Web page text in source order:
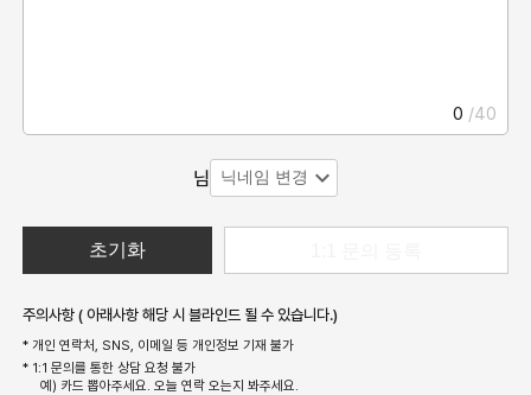
0 /40
님 닉네임 변경 expand_more
초기화
주의사항 ( 아래사항 해당 시 블라인드 될 수 있습니다.)
* 개인 연락처, SNS, 이메일 등 개인정보 기재 불가
* 1:1 문의를 통한 상담 요청 불가
예) 카드 뽑아주세요. 오늘 연락 오는지 봐주세요.